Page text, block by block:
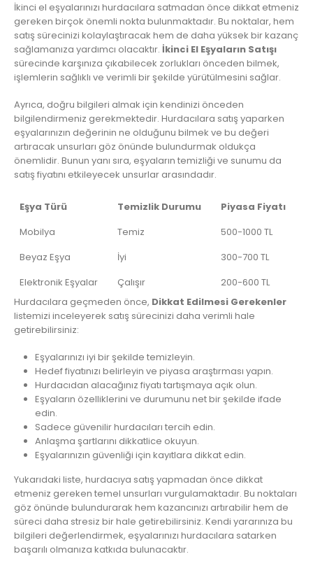
İkinci el eşyalarınızı hurdacılara satmadan önce dikkat etmeniz
gereken birçok önemli nokta bulunmaktadır. Bu noktalar, hem
satış sürecinizi kolaylaştıracak hem de daha yüksek bir kazanç
sağlamanıza yardımcı olacaktır. İkinci El Eşyaların Satışı
sürecinde karşınıza çıkabilecek zorlukları önceden bilmek,
işlemlerin sağlıklı ve verimli bir şekilde yürütülmesini sağlar.
Ayrıca, doğru bilgileri almak için kendinizi önceden
bilgilendirmeniz gerekmektedir. Hurdacılara satış yaparken
eşyalarınızın değerinin ne olduğunu bilmek ve bu değeri
artıracak unsurları göz önünde bulundurmak oldukça
önemlidir. Bunun yanı sıra, eşyaların temizliği ve sunumu da
satış fiyatını etkileyecek unsurlar arasındadır.
Eşya Türü Temizlik Durumu
Piyasa Fiyatı
Mobilya
Temiz
500-1000 TL
Beyaz Eşya
İyi
300-700 TL
Elektronik Eşyalar
Çalışır
200-600 TL
Hurdacılara geçmeden önce, Dikkat Edilmesi Gerekenler
listemizi inceleyerek satış sürecinizi daha verimli hale
getirebilirsiniz:
Eşyalarınızı iyi bir şekilde temizleyin.
Hedef fiyatınızı belirleyin ve piyasa araştırması yapın.
Hurdacıdan alacağınız fiyatı tartışmaya açık olun.
Eşyaların özelliklerini ve durumunu net bir şekilde ifade
edin.
Sadece güvenilir hurdacıları tercih edin.
Anlaşma şartlarını dikkatlice okuyun.
Eşyalarınızın güvenliği için kayıtlara dikkat edin.
Yukarıdaki liste, hurdacıya satış yapmadan önce dikkat
etmeniz gereken temel unsurları vurgulamaktadır. Bu noktaları
göz önünde bulundurarak hem kazancınızı artırabilir hem de
süreci daha stresiz bir hale getirebilirsiniz. Kendi yararınıza bu
bilgileri değerlendirmek, eşyalarınızı hurdacılara satarken
başarılı olmanıza katkıda bulunacaktır.